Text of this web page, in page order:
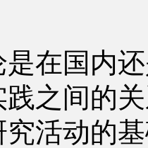
在国内
之间的
活动的